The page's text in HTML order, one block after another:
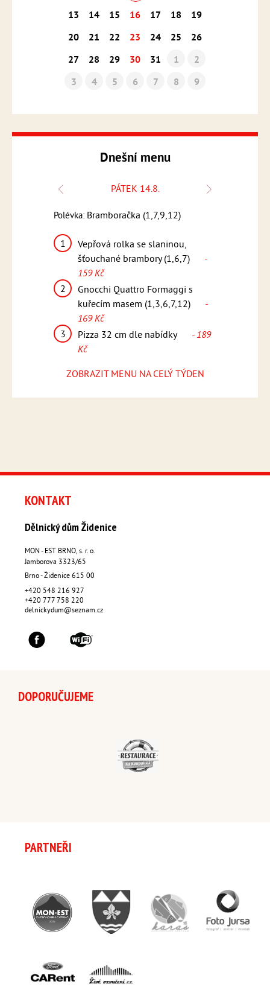
13
14 15 16 17 18
19
20
21 22 23 24 25
26
27
28 29 30 31 1
2
3
4 5 6 7 8 9
Dnešní menu
PÁTEK 14.8.
Polévka: Bramboračka (1,7,9,12)
1
Vepřová rolka se slaninou,
šťouchané brambory (1,6,7)
-
159 Kč
2
Gnocchi Quattro Formaggi s
kuřecím masem (1,3,6,7,12)
-
169 Kč
3
Pizza 32 cm dle nabídky
- 189
Kč
ZOBRAZIT MENU NA CELÝ TÝDEN
KONTAKT
Dělnický dům Židenice
MON - EST BRNO, s. r. o.
Jamborova 3323/65
Brno - Židenice 615 00
+420 548 216 927
+420 777 758 220
delnickydum@seznam.cz
DOPORUČUJEME
PARTNEŘI